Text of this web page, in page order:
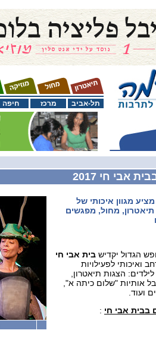
חיפה מרכז תל-אביב
אבי חי 2017
מגוון איכותי של
תיאטרון, מחול, מפגשים
הגדול יקדיש בית אבי חי
ואיכותי לפעילויות
הצגות תיאטרון,
אותיות "שלום כיתה א",
ועוד.
בבית אבי חי :